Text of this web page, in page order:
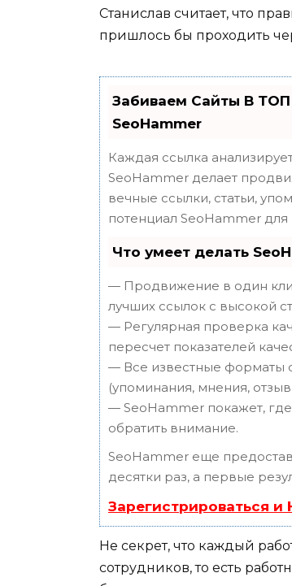
Станислав считает, что
пришлось бы проходить
Забиваем Сайты В
SeoHammer
Каждая ссылка
SeoHammer делает
вечные ссылки, статьи,
потенциал SeoHammer
Что умеет делать
— Продвижение в один
лучших ссылок с высокой
— Регулярная проверка
пересчет показателей
— Все известные форматы
(упоминания, мнения,
— SeoHammer покажет,
обратить внимание.
SeoHammer еще
десятки раз, а первые
Зарегистрироваться
Не секрет, что каждый
сотрудников, то есть